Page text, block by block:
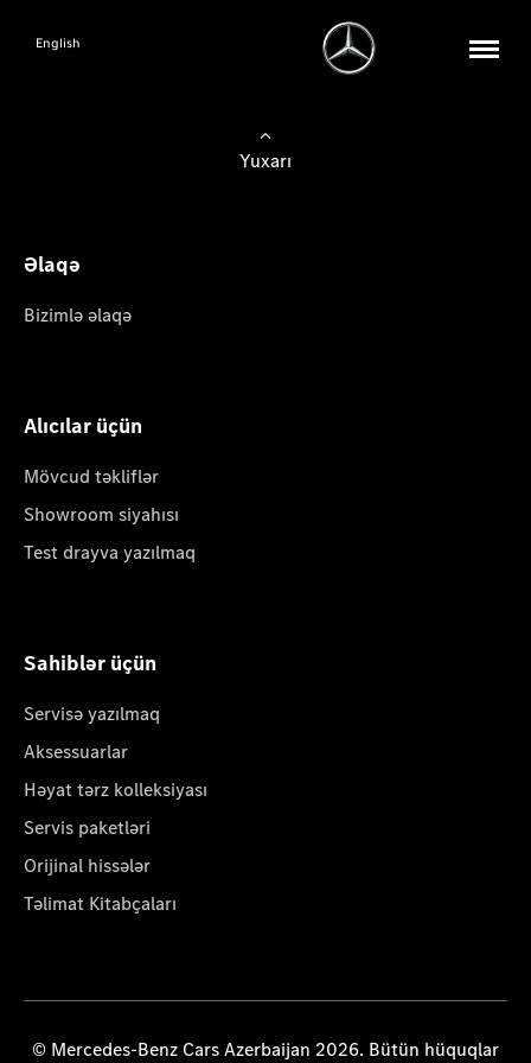
English
Yuxarı
Əlaqə
Bizimlə əlaqə
Alıcılar üçün
Mövcud təkliflər
Showroom siyahısı
Test drayva yazılmaq
Sahiblər üçün
Servisə yazılmaq
Aksessuarlar
Həyat tərz kolleksiyası
Servis paketləri
Orijinal hissələr
Təlimat Kitabçaları
© Mercedes-Benz Cars Azerbaijan 2026. Bütün hüquqlar